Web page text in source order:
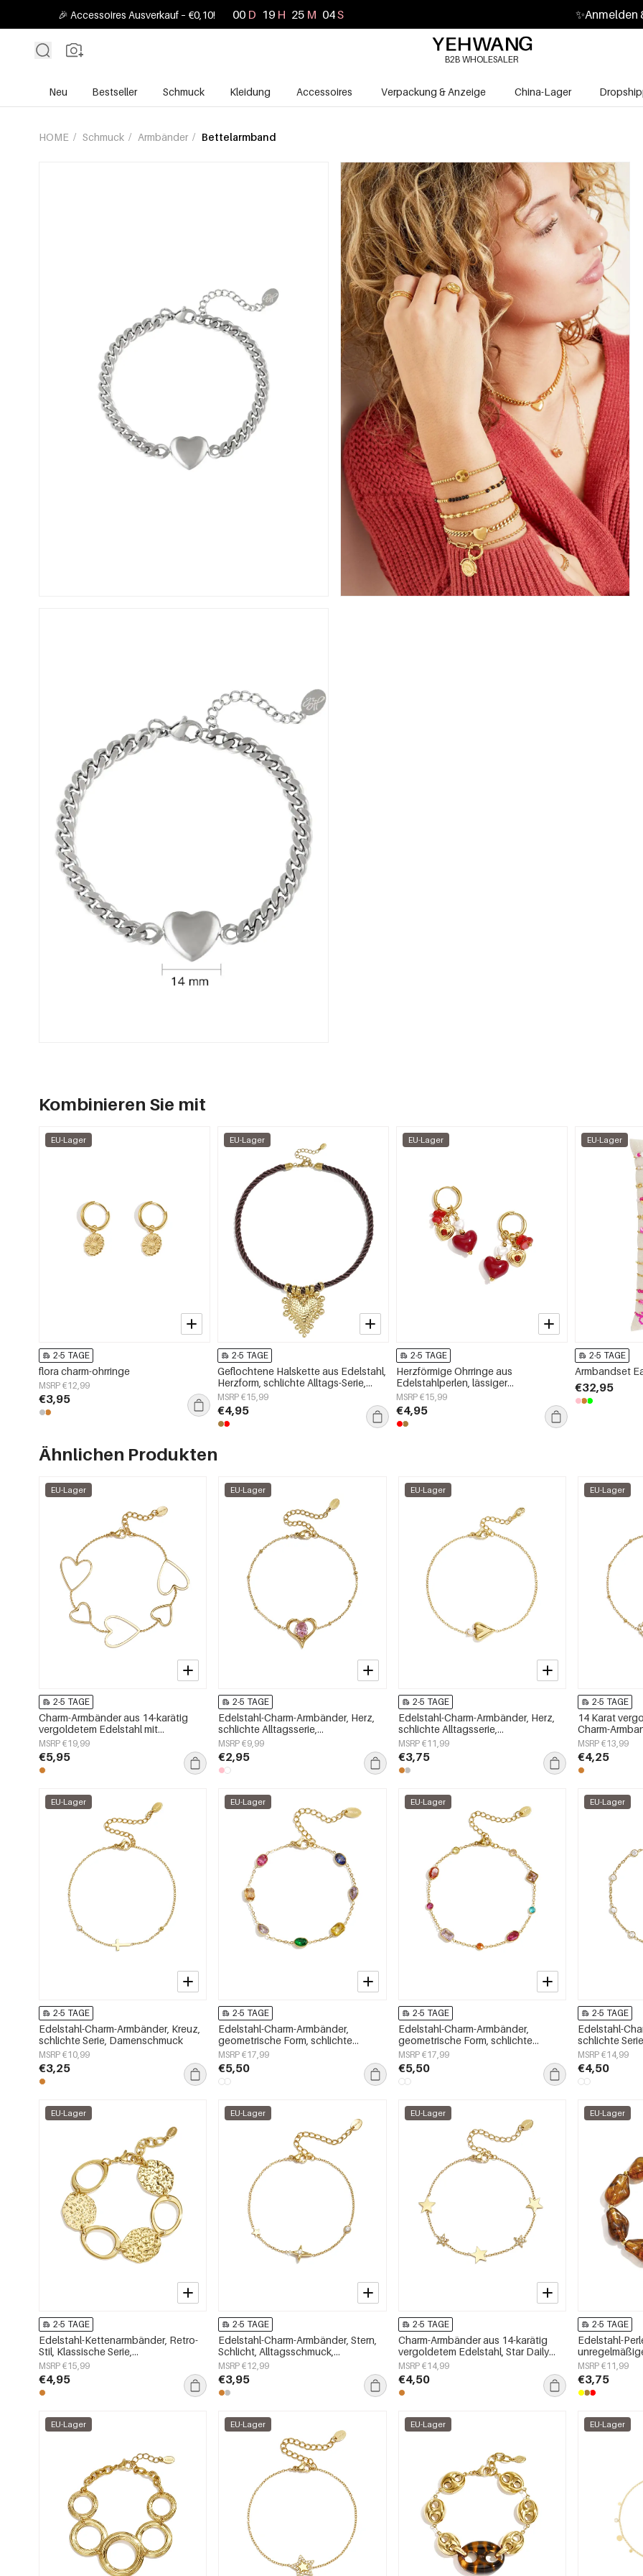
🎉 Accessoires Ausverkauf – €0,10! 00 D 19 H 25 M 02S ✨Anmelden
B2B WHOLESALER
Neu Bestseller Schmuck Kleidung Accessoires Verpackung & Anzeige China-Lager
HOME / Schmuck / Armbänder / Bettelarmband
Kombinieren Sie mit
EU-Lager
2-5 TAGE
flora charm-ohrringe
MSRP €12,99
€3,95
EU-Lager
2-5 TAGE
Geflochtene Halskette aus Edelstahl,
Herzform, schlichte Alltags-Serie,
Damenschmuck
MSRP €15,99
€4,95
EU-Lager
2-5 TAGE
Herzförmige Ohrringe aus
Edelstahlperlen, lässiger
Alltagsschmuck für Damen
MSRP €15,99
€4,95
EU-Lager
2-5 TAGE
Armbandset
€32,95
Ähnlichen Produkten
EU-Lager
2-5 TAGE
Charm-Armbänder aus 14-karätig
vergoldetem Edelstahl mit
Herzmotiv, schlichte Alltags-Serie,
Damenschmuck
MSRP €19,99
€5,95
EU-Lager
2-5 TAGE
Edelstahl-Charm-Armbänder, Herz,
schlichte Alltagsserie,
Damenschmuck
MSRP €9,99
€2,95
EU-Lager
2-5 TAGE
Edelstahl-Charm-Armbänder, Herz,
schlichte Alltagsserie,
Damenschmuck
MSRP €11,99
€3,75
EU-Lager
2-5 TAGE
14 Karat
Charm-
Alltagsserie,
MSRP €13,99
€4,25
EU-Lager
2-5 TAGE
Edelstahl-Charm-Armbänder, Kreuz,
schlichte Serie, Damenschmuck
MSRP €10,99
€3,25
EU-Lager
2-5 TAGE
Edelstahl-Charm-Armbänder,
geometrische Form, schlichte
Alltagsserie, Damenschmuck
MSRP €17,99
€5,50
EU-Lager
2-5 TAGE
Edelstahl-Charm-Armbänder,
geometrische Form, schlichte
Alltagsserie, Damenschmuck
MSRP €17,99
€5,50
EU-Lager
2-5 TAGE
Edelstahl-
schlichte Serie
MSRP €14,99
€4,50
EU-Lager
2-5 TAGE
Edelstahl-Kettenarmbänder, Retro-
Stil, Klassische Serie,
Damenschmuck
MSRP €15,99
€4,95
EU-Lager
2-5 TAGE
Edelstahl-Charm-Armbänder, Stern,
Schlicht, Alltagsschmuck,
Damenschmuck
MSRP €12,99
€3,95
EU-Lager
2-5 TAGE
Charm-Armbänder aus 14-karätig
vergoldetem Edelstahl, Star Daily
Simple Serie, Damenschmuck
MSRP €14,99
€4,50
EU-Lager
2-5 TAGE
Edelstahl-
schlichte
MSRP €11,99
€3,75
EU-Lager EU-Lager EU-Lager EU-Lager